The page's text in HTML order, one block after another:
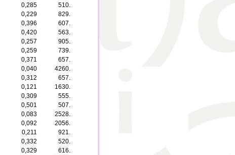
0,285
510.
0,229
829.
0,396
607.
0,420
563.
0,257
905.
0,259
739.
0,371
657.
0,040
4260.
0,312
657.
0,121
1630.
0,309
555.
0,501
507.
0,083
2528.
0,092
2056.
0,211
921.
0,332
520.
0,329
616.